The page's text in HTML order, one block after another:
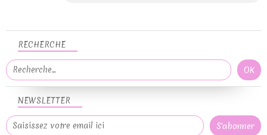
NEWSLETTER
RECHERCHE